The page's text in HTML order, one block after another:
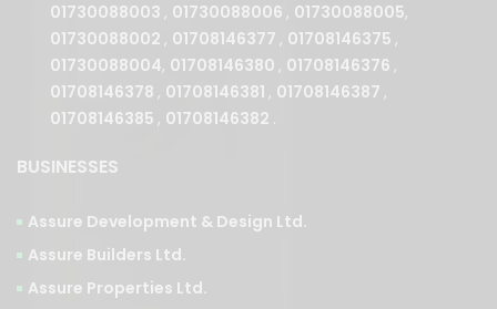
01730088003 , 01730088006 , 01730088005,
01730088002 , 01708146377 , 01708146375 ,
01730088004, 01708146380 , 01708146376 ,
01708146378 , 01708146381 , 01708146387 ,
01708146385 , 01708146382 .
BUSINESSES
Assure Development & Design Ltd.
Assure Builders Ltd.
Assure Properties Ltd.